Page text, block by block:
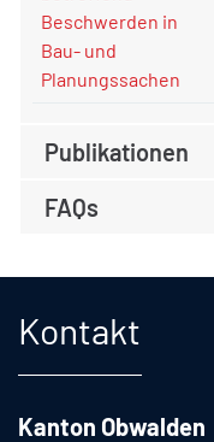
Beschwerden in
Bau- und
Planungssachen
Publikationen
FAQs
Kontakt
Kanton Obwalden